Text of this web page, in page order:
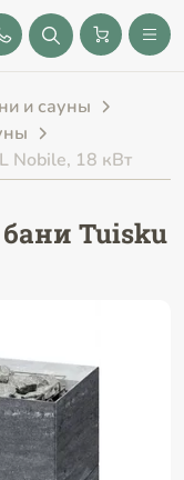
8 (843) 212-25-32
и сауны
Nobile, 18 кВт
Tuisku